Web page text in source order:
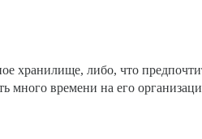
хранилище, либо, что
много времени на его